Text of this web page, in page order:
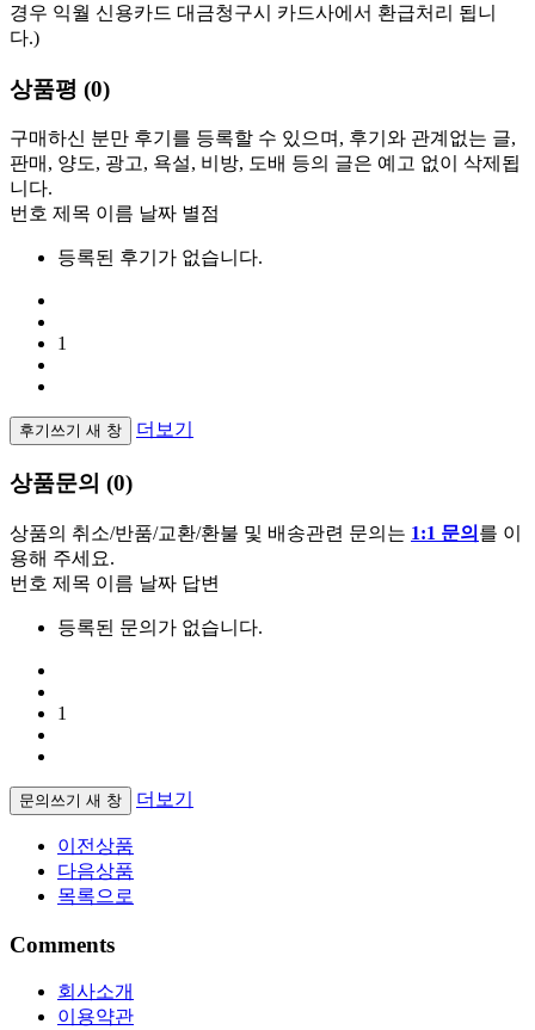
경우 익월 신용카드 대금청구시 카드사에서 환급처리 됩니
다.)
상품평 (0)
구매하신 분만 후기를 등록할 수 있으며, 후기와 관계없는 글,
판매, 양도, 광고, 욕설, 비방, 도배 등의 글은 예고 없이 삭제됩
니다.
번호 제목 이름 날짜 별점
등록된 후기가 없습니다.
1
후기쓰기 새 창 더보기
상품문의 (0)
상품의 취소/반품/교환/환불 및 배송관련 문의는 1:1 문의 를 이
용해 주세요.
번호 제목 이름 날짜 답변
등록된 문의가 없습니다.
1
문의쓰기 새 창 더보기
이전상품
다음상품
목록으로
Comments
회사소개
이용약관